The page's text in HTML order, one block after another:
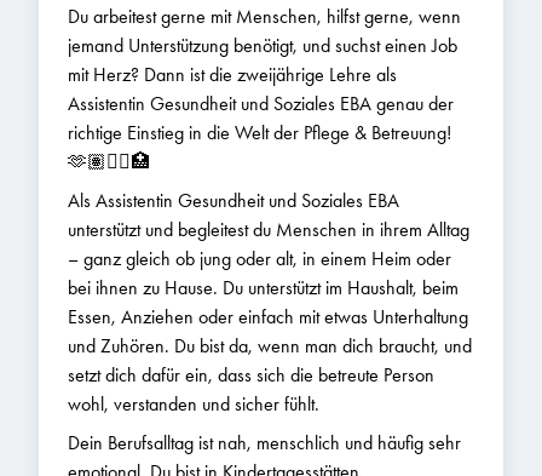
Du arbeitest gerne mit Menschen, hilfst gerne, wenn
jemand Unterstützung benötigt, und suchst einen Job
mit Herz? Dann ist die zweijährige Lehre als
Assistentin Gesundheit und Soziales EBA genau der
richtige Einstieg in die Welt der Pflege & Betreuung!
🫶🏽👩‍⚕️🏥
Als Assistentin Gesundheit und Soziales EBA
unterstützt und begleitest du Menschen in ihrem Alltag
– ganz gleich ob jung oder alt, in einem Heim oder
bei ihnen zu Hause. Du unterstützt im Haushalt, beim
Essen, Anziehen oder einfach mit etwas Unterhaltung
und Zuhören. Du bist da, wenn man dich braucht, und
setzt dich dafür ein, dass sich die betreute Person
wohl, verstanden und sicher fühlt.
Dein Berufsalltag ist nah, menschlich und häufig sehr